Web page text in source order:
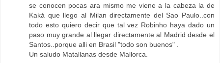
se conocen pocas ara mismo me viene a la cabeza la de
Kaká que llego al Milan directamente del Sao Paulo..con
todo esto quiero decir que tal vez Robinho haya dado un
paso muy grande al llegar directamente al Madrid desde el
Santos..porque alli en Brasil "todo son buenos" .
Un saludo Matallanas desde Mallorca.